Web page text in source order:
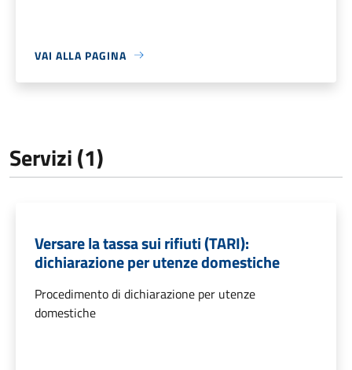
VAI ALLA PAGINA
Servizi (1)
Versare la tassa sui rifiuti (TARI):
dichiarazione per utenze domestiche
Procedimento di dichiarazione per utenze
domestiche